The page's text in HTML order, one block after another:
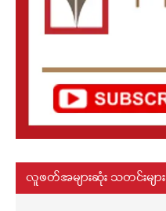
လူဖတ်အများဆုံး သတင်းများ